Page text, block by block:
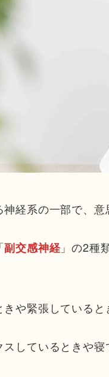
経系の一部で、
副交感神経 」の2種
や緊張している
しているときや